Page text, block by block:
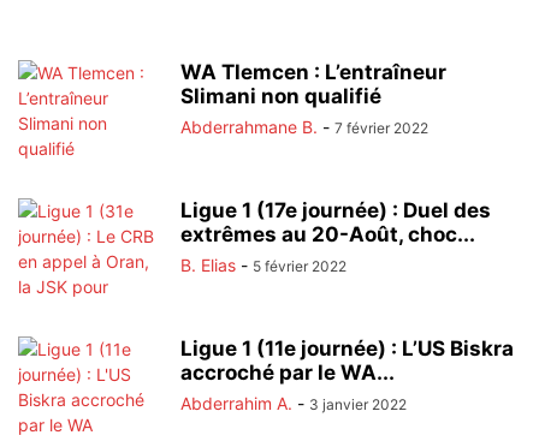
WA Tlemcen : L’entraîneur
Slimani non qualifié
Abderrahmane B. - 7 février 2022
Ligue 1 (17e journée) : Duel des
extrêmes au 20-Août, choc...
B. Elias - 5 février 2022
Ligue 1 (11e journée) : L’US Biskra
accroché par le WA...
Abderrahim A. - 3 janvier 2022